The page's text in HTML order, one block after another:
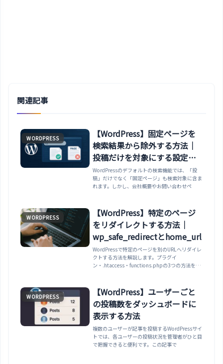
関連記事
WORDPRESS
【WordPress】固定ページを
検索結果から除外する方法｜
投稿だけを対象にする設定方
法
WordPressのデフォルトの検索機能では、「投
稿」だけでなく「固定ページ」も検索対象に含ま
れます。しかし、会社概要やお問い合わせペ
WORDPRESS
【WordPress】特定のページ
をリダイレクトする方法｜
wp_safe_redirectとhome_url
WordPressで特定のページを別のURLへリダイレ
クトする方法を解説します。プラグイ
ン・.htaccess・functions.phpの3つの方法を紹
き方まで解説します。
WORDPRESS
【WordPress】ユーザーごと
の投稿数をダッシュボードに
表示する方法
複数のユーザーが記事を投稿するWordPressサイ
トでは、各ユーザーの投稿状況を管理者がひと目
で把握できると便利です。この記事で